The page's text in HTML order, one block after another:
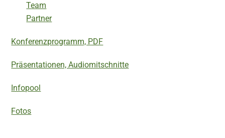
Team
Partner
Konferenzprogramm, PDF
Präsentationen, Audiomitschnitte
Infopool
Fotos